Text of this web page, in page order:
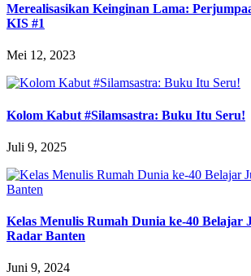
Merealisasikan Keinginan Lama:
KIS #1
Mei 12, 2023
Kolom Kabut #Silamsastra: Buku Itu Seru!
Juli 9, 2025
Kelas Menulis Rumah Dunia ke-40 Belajar
Radar Banten
Juni 9, 2024